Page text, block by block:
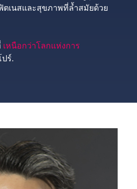
เนสและสุขภาพที่ล้ำสมัยด้วย
เหนือกว่าโลกแห่งการ
ร์.